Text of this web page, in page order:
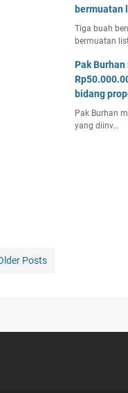
Posts
bermuatan
Tiga buah
bermuatan
Pak
bidang
Pak Burhan
yang diinv…